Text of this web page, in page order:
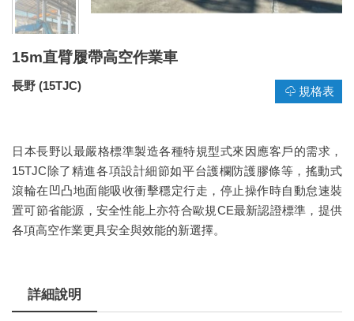
15m直臂履帶高空作業車
長野 (15TJC) 規格表
日本長野以最嚴格標準製造各種特規型式來因應客戶的需求，
15TJC除了精進各項設計細節如平台護欄防護膠條等，搖動式
滾輪在凹凸地面能吸收衝擊穩定行走，停止操作時自動怠速裝
置可節省能源，安全性能上亦符合歐規CE最新認證標準，提供
各項高空作業更具安全與效能的新選擇。
詳細說明